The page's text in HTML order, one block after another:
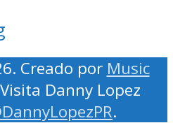
Creado por Music
Danny Lopez
.